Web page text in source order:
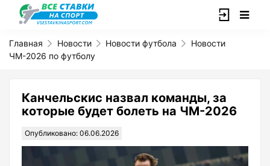
Главная Новости Новости футбола
Новости
ЧМ-2026 по футболу
Канчельскис назвал команды, за
которые будет болеть на ЧМ-2026
Опубликовано: 06.06.2026